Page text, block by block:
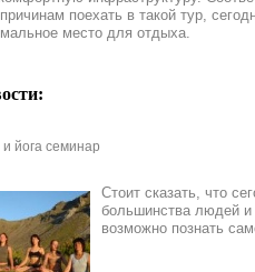
поехать в такой тур,
место для отдыха.
и йога семинар
Стоит сказать, что
большинства людей и
возможно познать